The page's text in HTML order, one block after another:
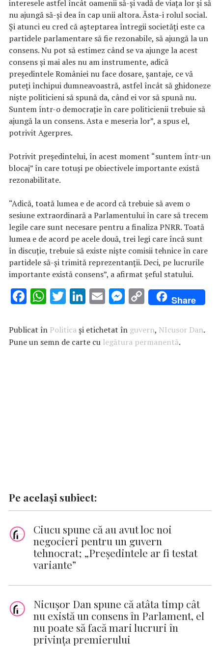
interesele astfel încât oamenii să-şi vadă de viaţa lor şi să
nu ajungă să-şi dea în cap unii altora. Ăsta-i rolul social.
Şi atunci eu cred că aşteptarea întregii societăţi este ca
partidele parlamentare să fie rezonabile, să ajungă la un
consens. Nu pot să estimez când se va ajunge la acest
consens şi mai ales nu am instrumente, adică
preşedintele României nu face dosare, şantaje, ce vă
puteţi închipui dumneavoastră, astfel încât să ghidoneze
nişte politicieni să spună da, când ei vor să spună nu.
Suntem într-o democraţie în care politicienii trebuie să
ajungă la un consens. Asta e meseria lor”, a spus el,
potrivit Agerpres.
Potrivit preşedintelui, în acest moment “suntem într-un
blocaj” în care totuşi pe obiectivele importante există
rezonabilitate.
“Adică, toată lumea e de acord că trebuie să avem o
sesiune extraordinară a Parlamentului în care să trecem
legile care sunt necesare pentru a finaliza PNRR. Toată
lumea e de acord pe acele două, trei legi care încă sunt
în discuţie, trebuie să existe nişte comisii tehnice în care
partidele să-şi trimită reprezentanţii. Deci, pe lucrurile
importante există consens”, a afirmat şeful statului.
F
e
b
W
at
s
T
it
te
Li
k
e
E
ai
l
M
se
n
C
o
p
y
Share
Publicat în Politicași etichetat în guvern, NIcusor Dan.
Pune un semn de carte cu legătura permanentă.
Pe același subiect:
Ciucu spune că au avut loc noi
negocieri pentru un guvern
tehnocrat; „Președintele ar fi testat
variante”
Nicuşor Dan spune că atâta timp cât
nu există un consens în Parlament, el
nu poate să facă mari lucruri în
privinţa premierului